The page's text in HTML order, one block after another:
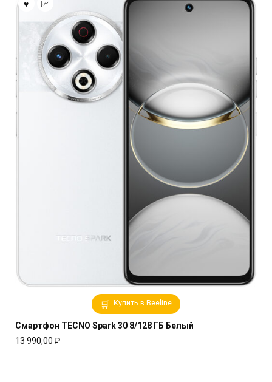
Купить в Beeline
Смартфон TECNO Spark 30 8/128 ГБ Белый
13 990,00 ₽